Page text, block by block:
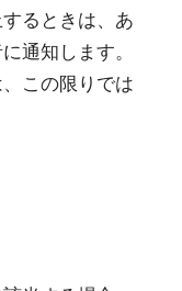
るときは、あ
通知します。
この限りでは